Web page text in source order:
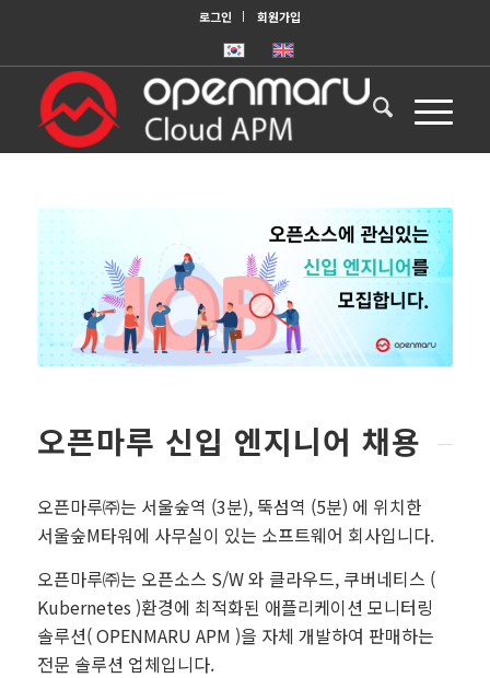
로그인 회원가입
오픈마루 신입 엔지니어 채용
오픈마루㈜는 서울숲역 (3분), 뚝섬역 (5분) 에 위치한
서울숲M타워에 사무실이 있는 소프트웨어 회사입니다.
오픈마루㈜는 오픈소스 S/W 와 클라우드, 쿠버네티스 (
Kubernetes )환경에 최적화된 애플리케이션 모니터링
솔루션( OPENMARU APM )을 자체 개발하여 판매하는
전문 솔루션 업체입니다.